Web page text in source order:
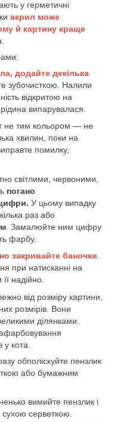
у герметичні
акрил може
й картину краще
додайте декілька
зубочисткою. Налили
відкритою на
випарувалася.
не тим кольором — не
хвилин, поки на
помилку,
світлими, червоними,
погано
цифри. У цьому випадку
раз або
. Замалюйте ним цифру
фарбу.
закривайте баночки.
при натисканні на
надійно.
від розміру картини,
розмірів. Вони
ділянками.
кота.
обполіскуйте пензлик
або бумажним
вимийте пензлик і
серветкою.